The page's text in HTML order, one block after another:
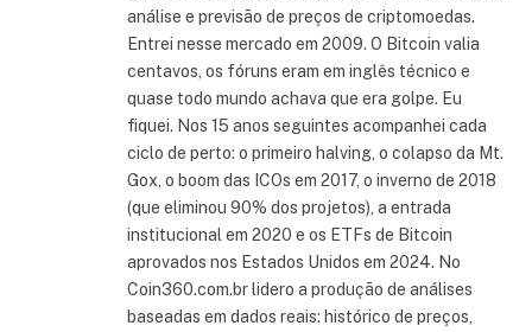
análise e previsão de preços de criptomoedas.
Entrei nesse mercado em 2009. O Bitcoin valia
centavos, os fóruns eram em inglês técnico e
quase todo mundo achava que era golpe. Eu
fiquei. Nos 15 anos seguintes acompanhei cada
ciclo de perto: o primeiro halving, o colapso da Mt.
Gox, o boom das ICOs em 2017, o inverno de 2018
(que eliminou 90% dos projetos), a entrada
institucional em 2020 e os ETFs de Bitcoin
aprovados nos Estados Unidos em 2024. No
Coin360.com.br lidero a produção de análises
baseadas em dados reais: histórico de preços,